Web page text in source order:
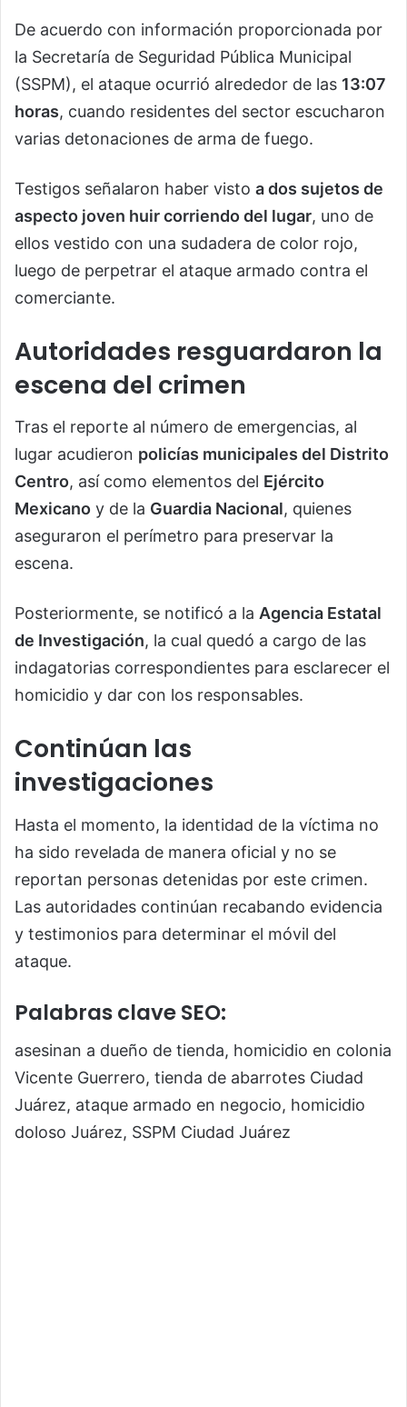
De acuerdo con información proporcionada por
la Secretaría de Seguridad Pública Municipal
(SSPM), el ataque ocurrió alrededor de las 13:07
horas, cuando residentes del sector escucharon
varias detonaciones de arma de fuego.
Testigos señalaron haber visto a dos sujetos de
aspecto joven huir corriendo del lugar, uno de
ellos vestido con una sudadera de color rojo,
luego de perpetrar el ataque armado contra el
comerciante.
Autoridades resguardaron la
escena del crimen
Tras el reporte al número de emergencias, al
lugar acudieron policías municipales del Distrito
Centro, así como elementos del Ejército
Mexicano y de la Guardia Nacional, quienes
aseguraron el perímetro para preservar la
escena.
Posteriormente, se notificó a la Agencia Estatal
de Investigación, la cual quedó a cargo de las
indagatorias correspondientes para esclarecer el
homicidio y dar con los responsables.
Continúan las
investigaciones
Hasta el momento, la identidad de la víctima no
ha sido revelada de manera oficial y no se
reportan personas detenidas por este crimen.
Las autoridades continúan recabando evidencia
y testimonios para determinar el móvil del
ataque.
Palabras clave SEO:
asesinan a dueño de tienda, homicidio en colonia
Vicente Guerrero, tienda de abarrotes Ciudad
Juárez, ataque armado en negocio, homicidio
doloso Juárez, SSPM Ciudad Juárez